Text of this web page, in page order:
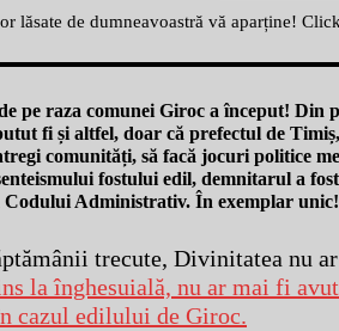
lăsate de dumneavoastră vă aparține! Click
pe raza comunei Giroc a început! Din
fi și altfel, doar că prefectul de
comunități, să facă jocuri politice
fostului edil, demnitarul a
Administrativ. În exemplar unic!
trecute, Divinitatea nu
la înghesuială, nu ar mai fi
cazul edilului de Giroc.